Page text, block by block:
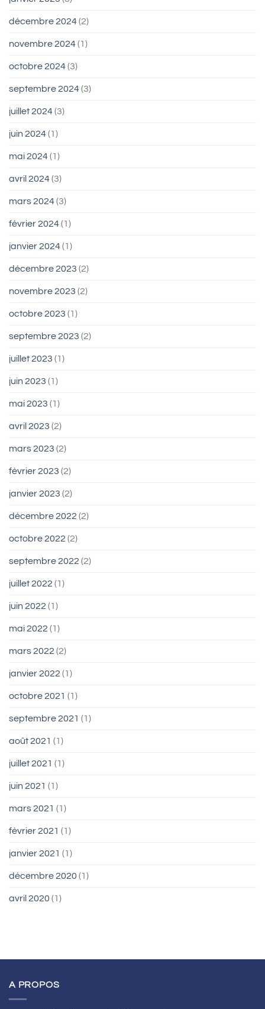
décembre 2024(2)
novembre 2024(1)
octobre 2024(3)
septembre 2024(3)
juillet 2024(3)
juin 2024(1)
mai 2024(1)
avril 2024(3)
mars 2024(3)
février 2024(1)
janvier 2024(1)
décembre 2023 (2)
novembre 2023 (2)
octobre 2023 (1)
septembre 2023 (2)
juillet 2023 (1)
juin 2023 (1)
mai 2023 (1)
avril 2023 (2)
mars 2023 (2)
février 2023 (2)
janvier 2023 (2)
décembre 2022 (2)
octobre 2022 (2)
septembre 2022 (2)
juillet 2022 (1)
juin 2022 (1)
mai 2022 (1)
mars 2022 (2)
janvier 2022 (1)
octobre 2021 (1)
septembre 2021 (1)
août 2021 (1)
juillet 2021 (1)
juin 2021 (1)
mars 2021 (1)
février 2021 (1)
janvier 2021 (1)
décembre 2020 (1)
avril 2020 (1)
A PROPOS